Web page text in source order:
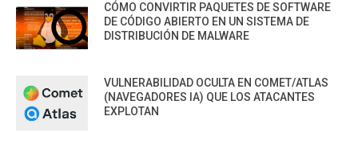
CÓMO CONVIRTIR PAQUETES DE SOFTWARE
DE CÓDIGO ABIERTO EN UN SISTEMA DE
DISTRIBUCIÓN DE MALWARE
VULNERABILIDAD OCULTA EN COMET/ATLAS
(NAVEGADORES IA) QUE LOS ATACANTES
EXPLOTAN